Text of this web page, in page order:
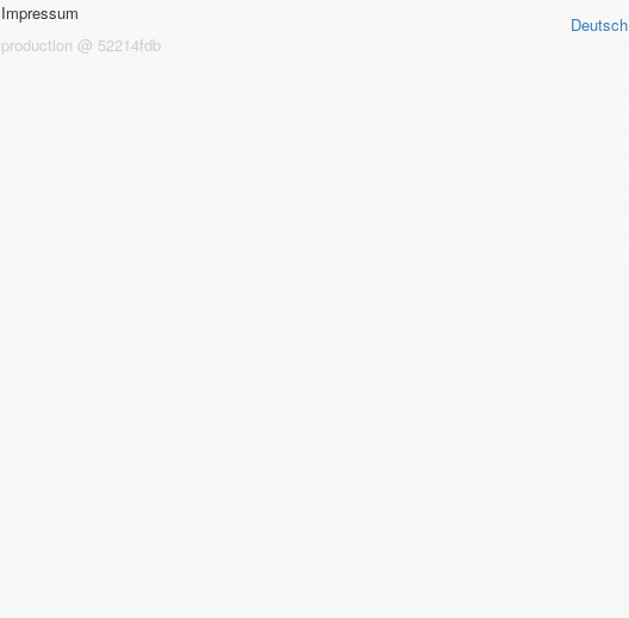
Impressum
production @ 52214fdb
Deutsch